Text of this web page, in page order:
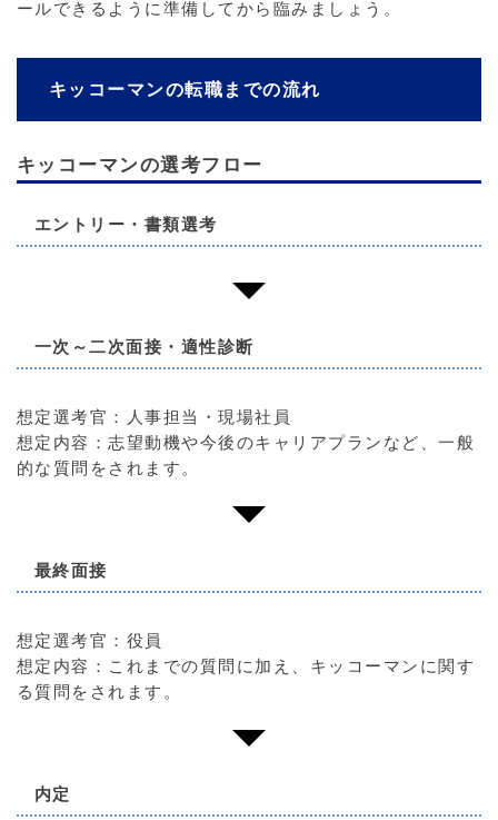
ールできるように準備してから臨みましょう。
キッコーマンの転職までの流れ
キッコーマンの選考フロー
エントリー・書類選考
一次～二次面接・適性診断
想定選考官：人事担当・現場社員
想定内容：志望動機や今後のキャリアプランなど、一般
的な質問をされます。
最終面接
想定選考官：役員
想定内容：これまでの質問に加え、キッコーマンに関す
る質問をされます。
内定